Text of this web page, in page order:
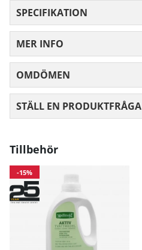
SPECIFIKATION
MER INFO
OMDÖMEN
STÄLL EN PRODUKTFRÅGA
Tillbehör
-15%